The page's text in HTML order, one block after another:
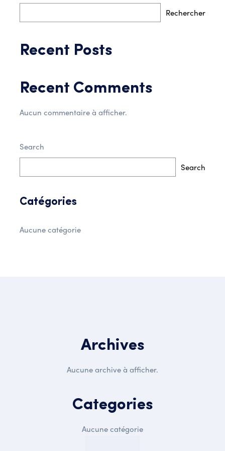
Rechercher
Recent Posts
Recent Comments
Aucun commentaire à afficher.
Search
Search
Catégories
Aucune catégorie
Archives
Aucune archive à afficher.
Categories
Aucune catégorie